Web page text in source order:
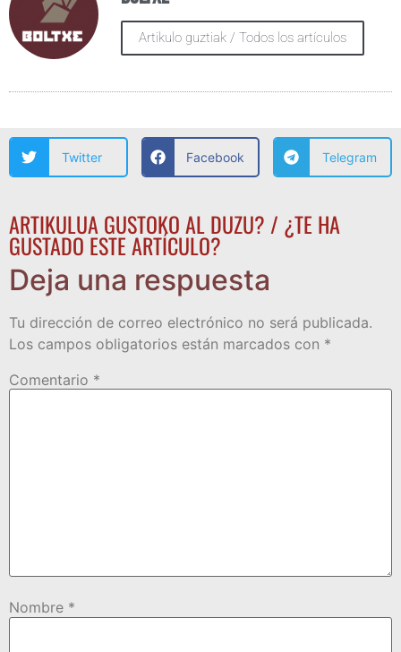
Artikulo guztiak / Todos los artículos
Twitter Facebook Telegram
ARTIKULUA GUSTOKO AL DUZU? / ¿TE HA
GUSTADO ESTE ARTÍCULO?
Deja una respuesta
Tu dirección de correo electrónico no será publicada.
Los campos obligatorios están marcados con *
Comentario *
Nombre *